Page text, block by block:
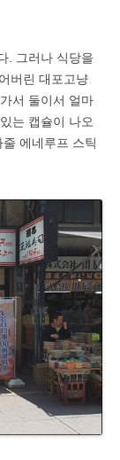
. 그러나 식당을
버린 대포고냥
서 둘이서 얼마
는 캡슐이 나오
에네루프 스틱